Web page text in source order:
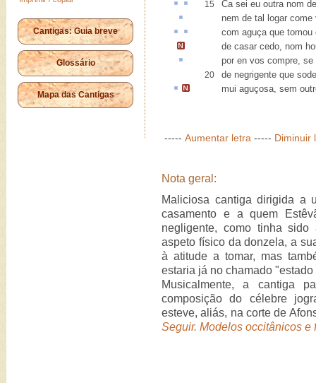
Cantigas: Guia breve
Glossário
Mapa das Cantigas
15 Casei eu outra nom
nem de tal logar
com aguçaque tomou
de casar cedo, nom
por en vos compre, se
20
de negrigente que
mui aguçosa, sem
----- Aumentar letra ----- Diminuir
Nota geral:
Maliciosa cantiga dirigida a
casamento e a quem
negligente, como tinha
aspeto físico da donzela, a
à atitude a tomar, mas
estaria já no chamado
Musicalmente, a cantiga
composição do célebre
esteve, aliás, na corte de
Seguir. Modelos occitânicos e